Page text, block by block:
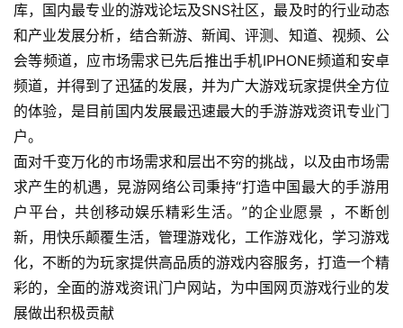
游
戏
业
界
手
机
游
戏
单
机
游
戏
库，国内最专业的游戏论坛及SNS社区，最及时的行业动态
和产业发展分析，结合新游、新闻、评测、知道、视频、公
会等频道，应市场需求已先后推出手机IPHONE频道和安卓
频道，并得到了迅猛的发展，并为广大游戏玩家提供全方位
的体验，是目前国内发展最迅速最大的手游游戏资讯专业门
户。
面对千变万化的市场需求和层出不穷的挑战，以及由市场需
求产生的机遇，晃游网络公司秉持“打造中国最大的手游用
户平台，共创移动娱乐精彩生活。”的企业愿景 ，不断创
新，用快乐颠覆生活，管理游戏化，工作游戏化，学习游戏
化，不断的为玩家提供高品质的游戏内容服务，打造一个精
彩的，全面的游戏资讯门户网站，为中国网页游戏行业的发
展做出积极贡献